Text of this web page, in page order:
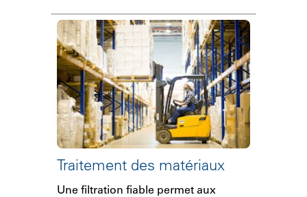
Traitement des matériaux
Une filtration fiable permet aux